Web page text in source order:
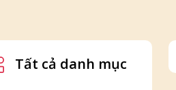
Tất cả danh mục